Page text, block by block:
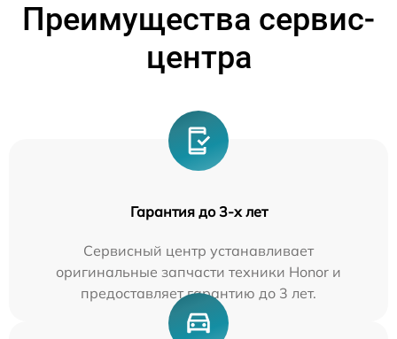
Преимущества сервис-
центра
Гарантия до 3-х лет
Сервисный центр устанавливает
оригинальные запчасти техники Honor и
предоставляет гарантию до 3 лет.